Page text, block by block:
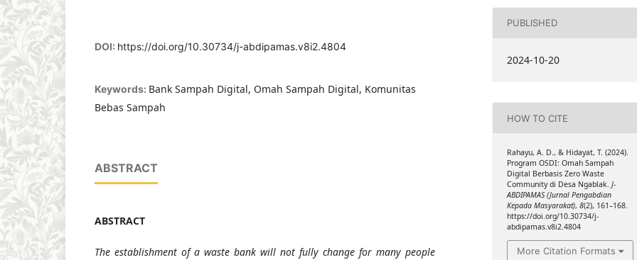
DOI: https://doi.org/10.30734/j-abdipamas.v8i2.4804
Keywords: Bank Sampah Digital, Omah Sampah Digital, Komunitas
Bebas Sampah
ABSTRACT
ABSTRACT
The establishment of a waste bank will not fully change for many people
PUBLISHED
2024-10-20
HOW TO CITE
Rahayu, A. D., & Hidayat, T. (2024).
Program OSDI: Omah Sampah
Digital Berbasis Zero Waste
Community di Desa Ngablak. J-
ABDIPAMAS (Jurnal Pengabdian
Kepada Masyarakat), 8(2), 161–168.
https://doi.org/10.30734/j-
abdipamas.v8i2.4804
More Citation Formats